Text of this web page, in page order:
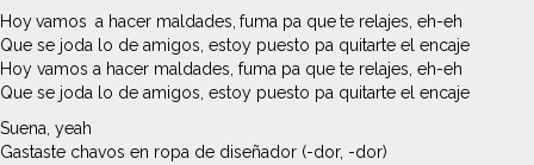
Hoy vamos a hacer maldades, fuma pa que te relajes, eh-eh
Que se joda lo de amigos, estoy puesto pa quitarte el encaje
Hoy vamos a hacer maldades, fuma pa que te relajes, eh-eh
Que se joda lo de amigos, estoy puesto pa quitarte el encaje
Suena, yeah
Gastaste chavos en ropa de diseñador (-dor, -dor)